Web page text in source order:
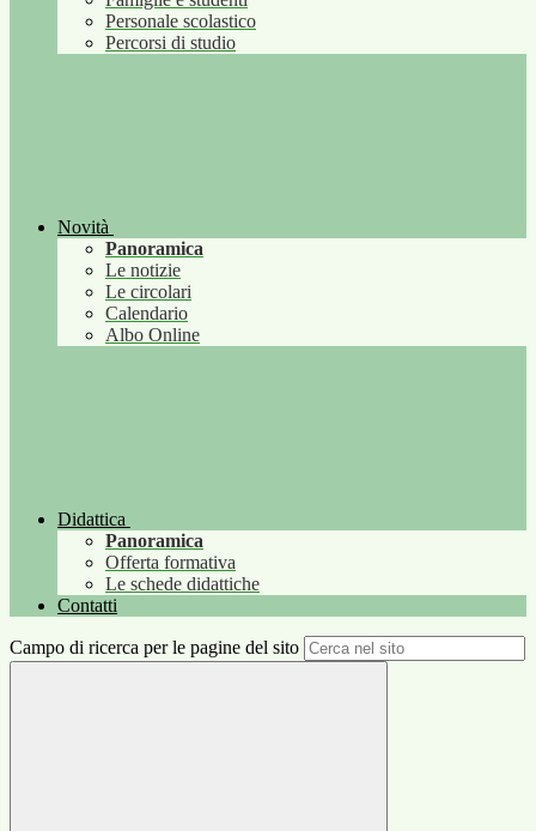
Personale scolastico
Percorsi di studio
Novità
Panoramica
Le notizie
Le circolari
Calendario
Albo Online
Didattica
Panoramica
Offerta formativa
Le schede didattiche
Contatti
Campo di ricerca per le pagine del sito